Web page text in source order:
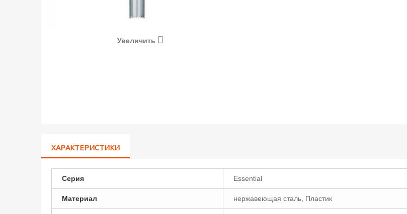
Увеличить
ХАРАКТЕРИСТИКИ
Серия Essential
Материал нержавеющая сталь, Пластик